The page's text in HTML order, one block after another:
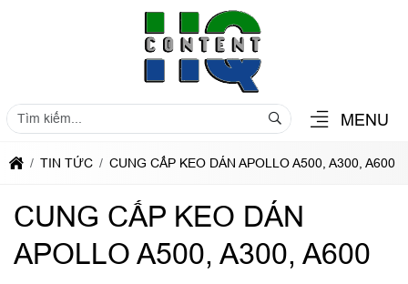
MENU
TIN TỨC CUNG CẤP KEO DÁN APOLLO A500, A300, A600
CUNG CẤP KEO DÁN
APOLLO A500, A300, A600